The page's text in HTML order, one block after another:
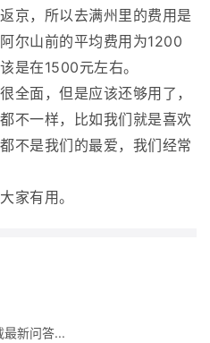
京，所以去满州里的费用是
尔山前的平均费用为1200
是在1500元左右。
全面，但是应该还够用了，
不一样，比如我们就是喜欢
不是我们的最爱，我们经常
家有用。
最新问答...